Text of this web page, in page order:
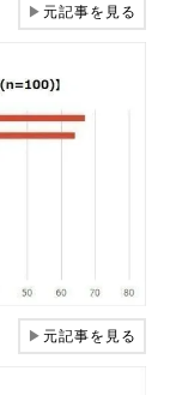
▶元記事を見る
▶元記事を見る